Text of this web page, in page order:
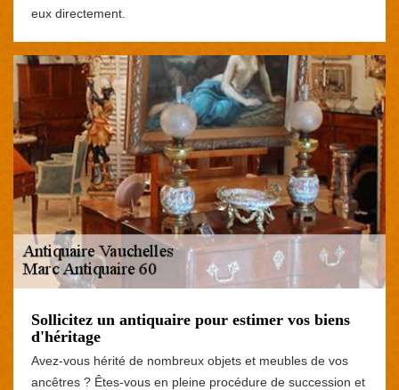
eux directement.
Sollicitez un antiquaire pour estimer vos biens
d'héritage
Avez-vous hérité de nombreux objets et meubles de vos
ancêtres ? Êtes-vous en pleine procédure de succession et